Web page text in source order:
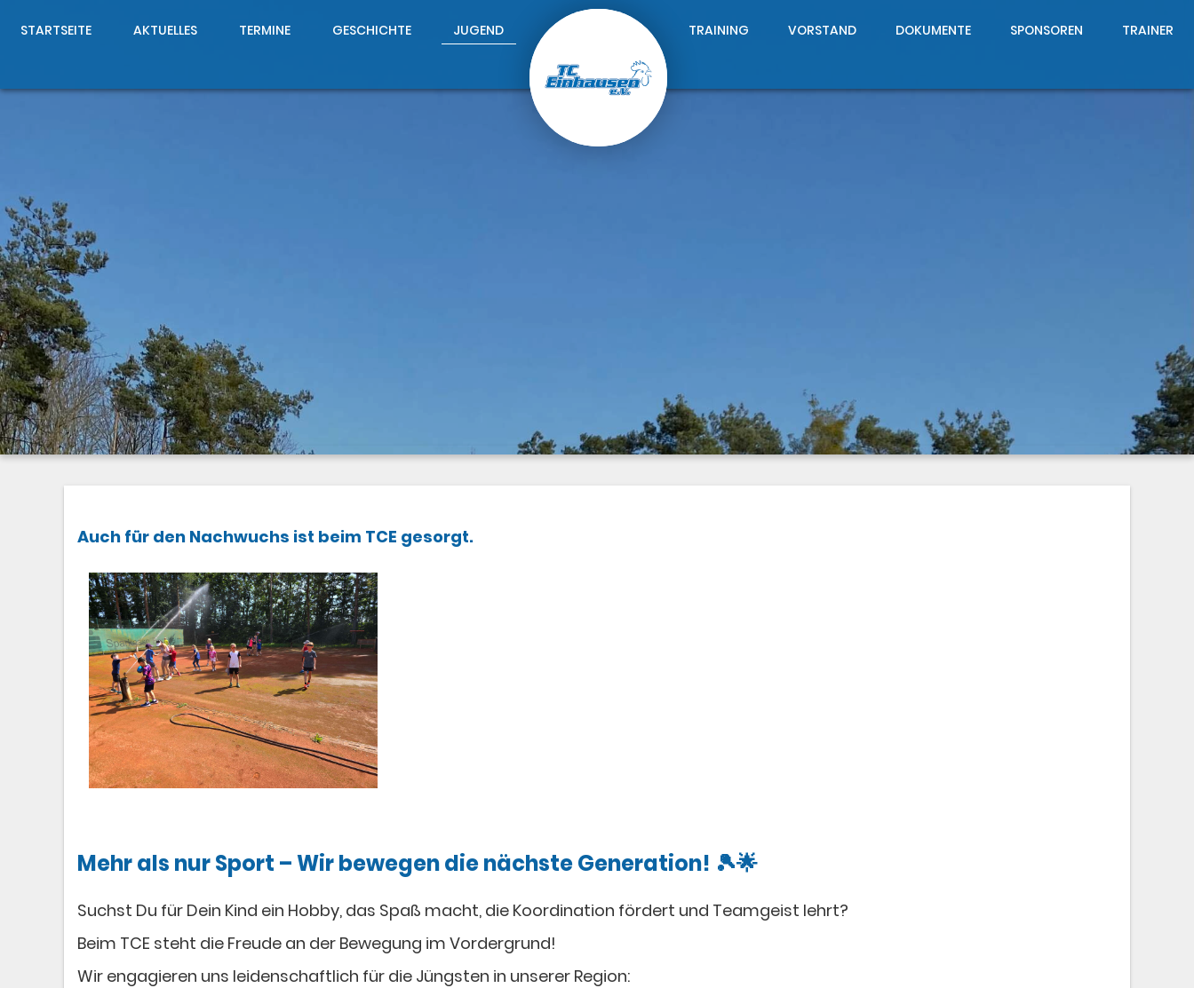
STARTSEITE AKTUELLES TERMINE GESCHICHTE JUGEND TRAINING VORSTAND DOKUMENTE SPONSOREN TRAINER
Auch für den Nachwuchs ist beim TCE gesorgt.
Mehr als nur Sport – Wir bewegen die nächste Generation! 🎾🌟
Suchst Du für Dein Kind ein Hobby, das Spaß macht, die Koordination fördert und Teamgeist lehrt?
Beim TCE steht die Freude an der Bewegung im Vordergrund!
Wir engagieren uns leidenschaftlich für die Jüngsten in unserer Region: